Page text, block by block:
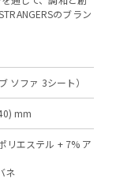
のブラン
ソファ 3シート）
mm
リエステル + 7% ア
ネ